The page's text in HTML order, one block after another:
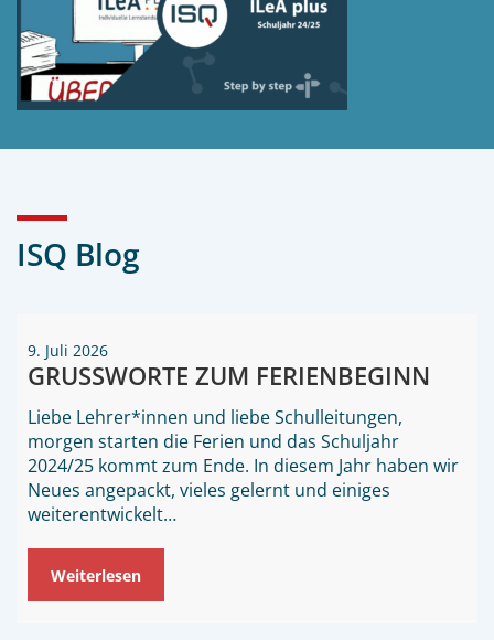
ISQ Blog
9. Juli 2026
GRUSSWORTE ZUM FERIENBEGINN
Liebe Lehrer*innen und liebe Schulleitungen,
morgen starten die Ferien und das Schuljahr
2024/25 kommt zum Ende. In diesem Jahr haben wir
Neues angepackt, vieles gelernt und einiges
weiterentwickelt…
Weiterlesen